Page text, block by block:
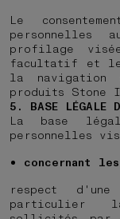
Le
profilage
facultatif et le
la
produits Stone
5. BASE LÉGALE
La base
personnelles
concernant
respect
particulier